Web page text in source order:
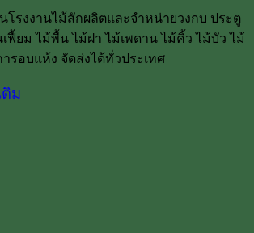
โรงงานไม้สักผลิตและจำหน่ายวงกบ ประตู
ฟื้ยม ไม้พื้น ไม้ฝา ไม้เพดาน ไม้คิ้ว ไม้บัว ไม้
รอบแห้ง จัดส่งได้ทั่วประเทศ
ติม